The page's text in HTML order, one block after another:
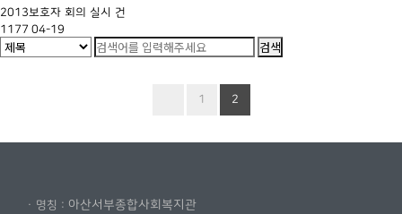
2013보호자 회의 실시 건
1177 04-19
1 2
· 명칭 : 아산서부종합사회복지관